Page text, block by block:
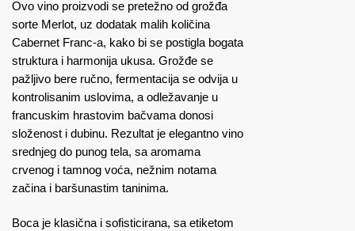
Ovo vino proizvodi se pretežno od grožđa
sorte Merlot, uz dodatak malih količina
Cabernet Franc-a, kako bi se postigla bogata
struktura i harmonija ukusa. Grožđe se
pažljivo bere ručno, fermentacija se odvija u
kontrolisanim uslovima, a odležavanje u
francuskim hrastovim bačvama donosi
složenost i dubinu. Rezultat je elegantno vino
srednjeg do punog tela, sa aromama
crvenog i tamnog voća, nežnim notama
začina i baršunastim taninima.
Boca je klasična i sofisticirana, sa etiketom